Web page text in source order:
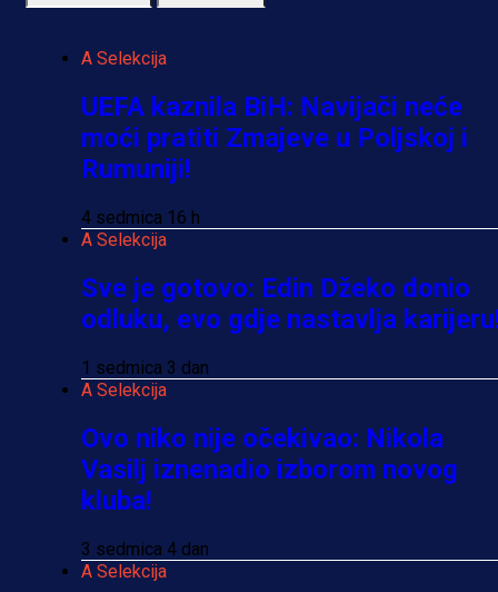
A Selekcija
UEFA kaznila BiH: Navijači neće
moći pratiti Zmajeve u Poljskoj i
Rumuniji!
4 sedmica 16 h
A Selekcija
Sve je gotovo: Edin Džeko donio
odluku, evo gdje nastavlja
1 sedmica 3 dan
A Selekcija
Ovo niko nije očekivao: Nikola
Vasilj iznenadio izborom novog
kluba!
3 sedmica 4 dan
A Selekcija